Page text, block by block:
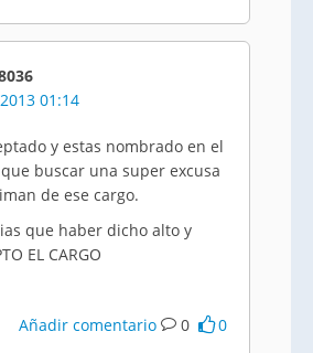
01:14
y estas nombrado en el
buscar una super excusa
de ese cargo.
que haber dicho alto y
EL CARGO
Añadir comentario 0 0